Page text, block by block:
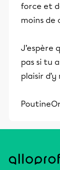
force et
moins de
J’espère
pas si tu
plaisir